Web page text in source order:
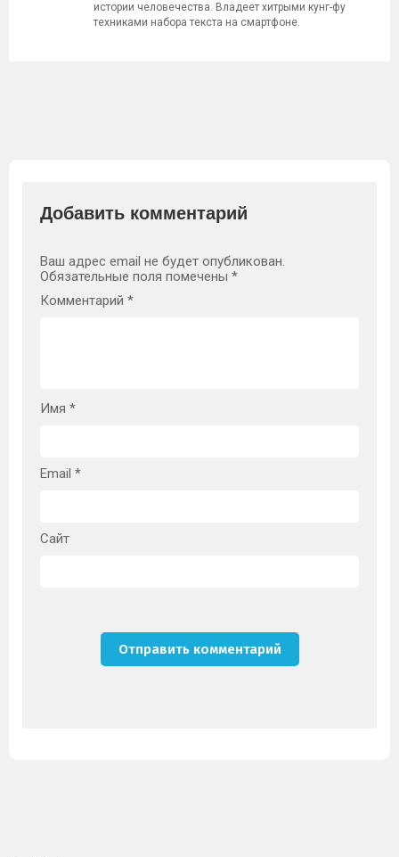
истории человечества. Владеет хитрыми кунг-фу
техниками набора текста на смартфоне.
Добавить комментарий
Ваш адрес email не будет опубликован.
Обязательные поля помечены *
Комментарий *
Имя *
Email *
Сайт